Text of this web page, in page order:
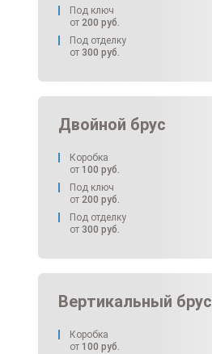
Под ключ
от 200 руб.
Под отделку
от 300 руб.
Двойной брус
Коробка
от 100 руб.
Под ключ
от 200 руб.
Под отделку
от 300 руб.
Вертикальный брус
Коробка
от 100 руб.